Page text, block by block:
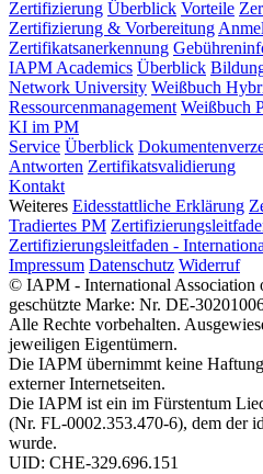
Zertifizierung Überblick Vorteile
Zertifizierung & Vorbereitung
Zertifikatsanerkennung
IAPM Academics Überblick
Network University Weißbuch
Ressourcenmanagement Weißbuch
KI im PM
Service Überblick
Antworten Zertifikatsvalidierung
Kontakt
Weiteres Eidesstattliche Erklärung
Tradiertes PM
Zertifizierungsleitfaden -
Impressum Datenschutz Widerruf
© IAPM - International Association
geschützte Marke: Nr. DE-
Alle Rechte vorbehalten.
jeweiligen Eigentümern.
Die IAPM übernimmt keine
externer Internetseiten.
Die IAPM ist ein im Fürstentum
(Nr. FL-0002.353.470-6), dem der
wurde.
UID: CHE-329.696.151